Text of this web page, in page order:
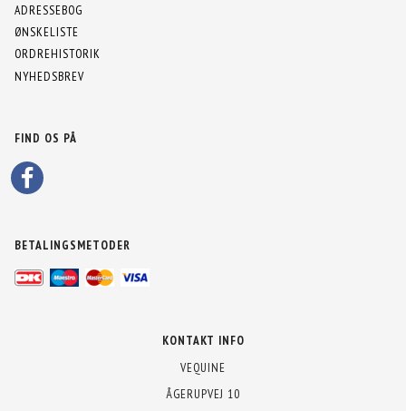
ADRESSEBOG
ØNSKELISTE
ORDREHISTORIK
NYHEDSBREV
FIND OS PÅ
BETALINGSMETODER
KONTAKT INFO
VEQUINE
ÅGERUPVEJ 10